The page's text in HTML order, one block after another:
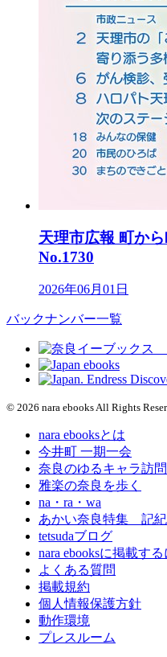
天理市広報 町か
No.1730
2026年06月01日
バックナンバー一覧
© 2026 nara ebooks All Rights
nara ebooksとは
今井町 一期一会
奈良のゆるキャラ訪
雅楽の奈良を歩く
na・ra・wa
あかい奈良特集 記
tetsudaブログ
nara ebooksに掲載す
よくある質問
掲載規約
個人情報保護方針
動作環境
プレスルーム